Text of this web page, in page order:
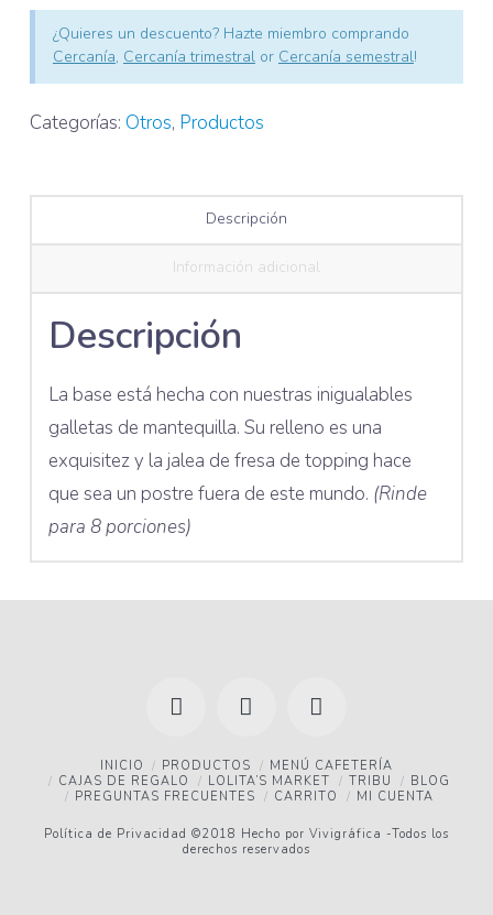
cantidad
¿Quieres un descuento? Hazte miembro comprando
Cercanía, Cercanía trimestralor Cercanía semestral!
Categorías: Otros, Productos
Descripción
Información adicional
Descripción
La base está hecha con nuestras inigualables
galletas de mantequilla. Su relleno es una
exquisitez y la jalea de fresa de topping hace
que sea un postre fuera de este mundo. (Rinde
para 8 porciones)
FacebookYouTubeInstagram
INICIO PRODUCTOS
MENÚ CAFETERÍA
CAJAS DE REGALO
LOLITA’S MARKET TRIBU
BLOG
PREGUNTAS FRECUENTES
CARRITO MI CUENTA
Política de Privacidad ©2018 Hecho por Vivigráfica -Todos los
derechos reservados